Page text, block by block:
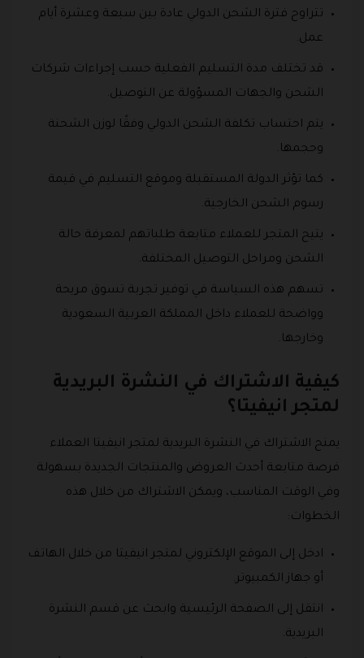
تتراوح فترة الشحن الدولي عادة بين سبعة وعشرة أيام
عمل.
قد تختلف مدة التسليم الفعلية حسب إجراءات شركات
الشحن والجهات المسؤولة عن التوصيل.
يتم احتساب تكلفة الشحن الدولي وفقًا لوزن الشحنة
وحجمها.
كما تؤثر الدولة المستقبلة وموقع التسليم في قيمة
رسوم الشحن الخارجية.
يتيح المتجر للعملاء متابعة طلباتهم لمعرفة حالة
الشحن ومراحل التوصيل المختلفة.
تسهم هذه السياسة في توفير تجربة تسوق مريحة
وواضحة للعملاء داخل المملكة العربية السعودية
وخارجها.
كيفية الاشتراك في النشرة البريدية
لمتجر انيفيتا؟
يمنح الاشتراك في النشرة البريدية لمتجر انيفيتا العملاء
فرصة متابعة أحدث العروض والمنتجات الجديدة بسهولة
وفي الوقت المناسب، ويمكن الاشتراك من خلال هذه
الخطوات:
ادخل إلى الموقع الإلكتروني لمتجر انيفيتا من خلال الهاتف
أو جهاز الكمبيوتر.
انتقل إلى الصفحة الرئيسية وابحث عن قسم النشرة
البريدية.